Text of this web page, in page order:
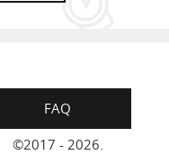
FAQ
©2017 - 2026.